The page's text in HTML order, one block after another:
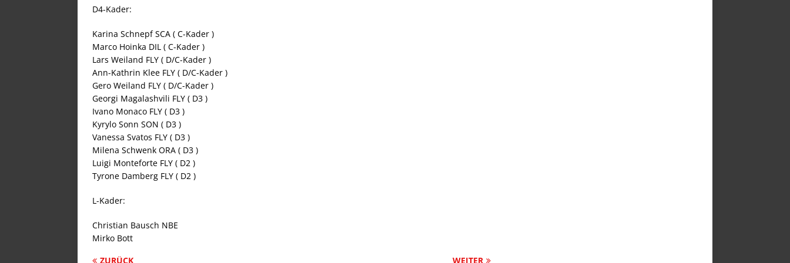
D4-Kader:
Karina Schnepf SCA ( C-Kader )
Marco Hoinka DIL ( C-Kader )
Lars Weiland FLY ( D/C-Kader )
Ann-Kathrin Klee FLY ( D/C-Kader )
Gero Weiland FLY ( D/C-Kader )
Georgi Magalashvili FLY ( D3 )
Ivano Monaco FLY ( D3 )
Kyrylo Sonn SON ( D3 )
Vanessa Svatos FLY ( D3 )
Milena Schwenk ORA ( D3 )
Luigi Monteforte FLY ( D2 )
Tyrone Damberg FLY ( D2 )
L-Kader:
Christian Bausch NBE
Mirko Bott
ZURÜCK
WEITER